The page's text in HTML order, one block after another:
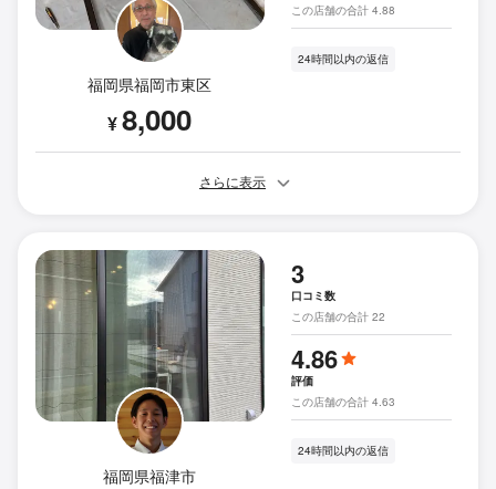
福岡県福岡市東区
¥8,000
この店舗の合計 4.88
24時間以内の返信
さらに表示
福岡県福津市
3
口コミ数
この店舗の合計 22
4.86
評価
この店舗の合計 4.63
24時間以内の返信